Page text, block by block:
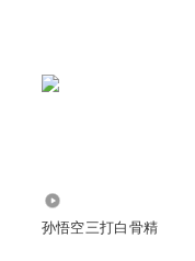
孙悟空三打白骨精